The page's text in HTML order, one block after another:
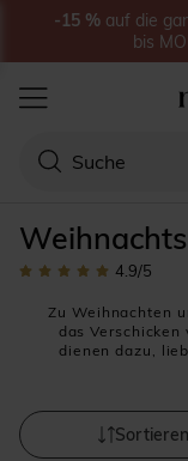
4.9/5
Zu Weihnachten
das
dienen dazu,
MeineKarten
Ihnen deshalb
Produkten zu
Sortieren
-15 % auf die
bis